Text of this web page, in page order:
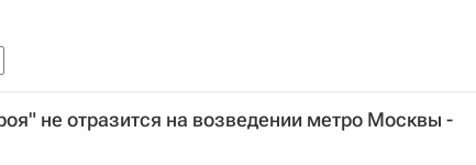
не отразится на возведении метро Москвы -